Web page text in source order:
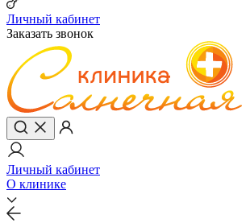
Личный кабинет
Заказать звонок
Личный кабинет
О клинике